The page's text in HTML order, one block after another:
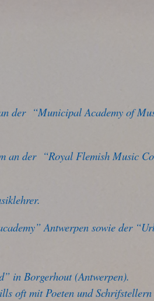
der “Municipal Academy of
an der “Royal Flemish Music
Antwerpen sowie der
in Borgerhout (Antwerpen).
oft mit Poeten und Schrifstellern